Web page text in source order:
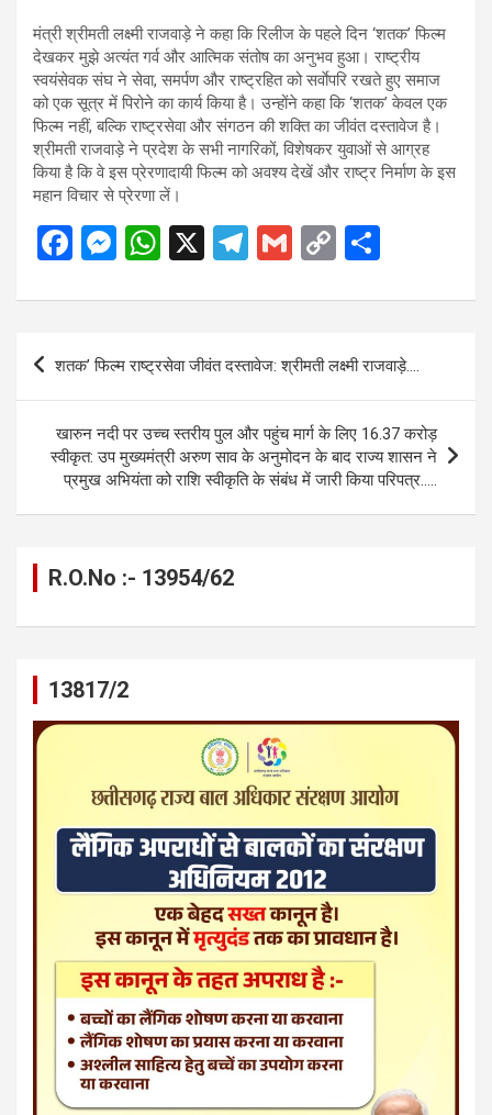
मंत्री श्रीमती लक्ष्मी राजवाड़े ने कहा कि रिलीज के पहले दिन ‘शतक’ फिल्म
देखकर मुझे अत्यंत गर्व और आत्मिक संतोष का अनुभव हुआ। राष्ट्रीय
स्वयंसेवक संघ ने सेवा, समर्पण और राष्ट्रहित को सर्वाेपरि रखते हुए समाज
को एक सूत्र में पिरोने का कार्य किया है। उन्होंने कहा कि ‘शतक’ केवल एक
फिल्म नहीं, बल्कि राष्ट्रसेवा और संगठन की शक्ति का जीवंत दस्तावेज है।
श्रीमती राजवाड़े ने प्रदेश के सभी नागरिकों, विशेषकर युवाओं से आग्रह
किया है कि वे इस प्रेरणादायी फिल्म को अवश्य देखें और राष्ट्र निर्माण के इस
महान विचार से प्रेरणा लें।
F
ce
b
o
o
k
M
se
g
er
W
at
s
A
p
p
X
T
e
gr
a
m
G
ail
C
py
Li
n
k
ar
Post
शतक’ फिल्म राष्ट्रसेवा जीवंत दस्तावेज: श्रीमती लक्ष्मी राजवाड़े….
खारुन नदी पर उच्च स्तरीय पुल और पहुंच मार्ग के लिए 16.37 करोड़
स्वीकृत: उप मुख्यमंत्री अरुण साव के अनुमोदन के बाद राज्य शासन ने
प्रमुख अभियंता को राशि स्वीकृति के संबंध में जारी किया परिपत्र…..
R.O.No :- 13954/62
13817/2